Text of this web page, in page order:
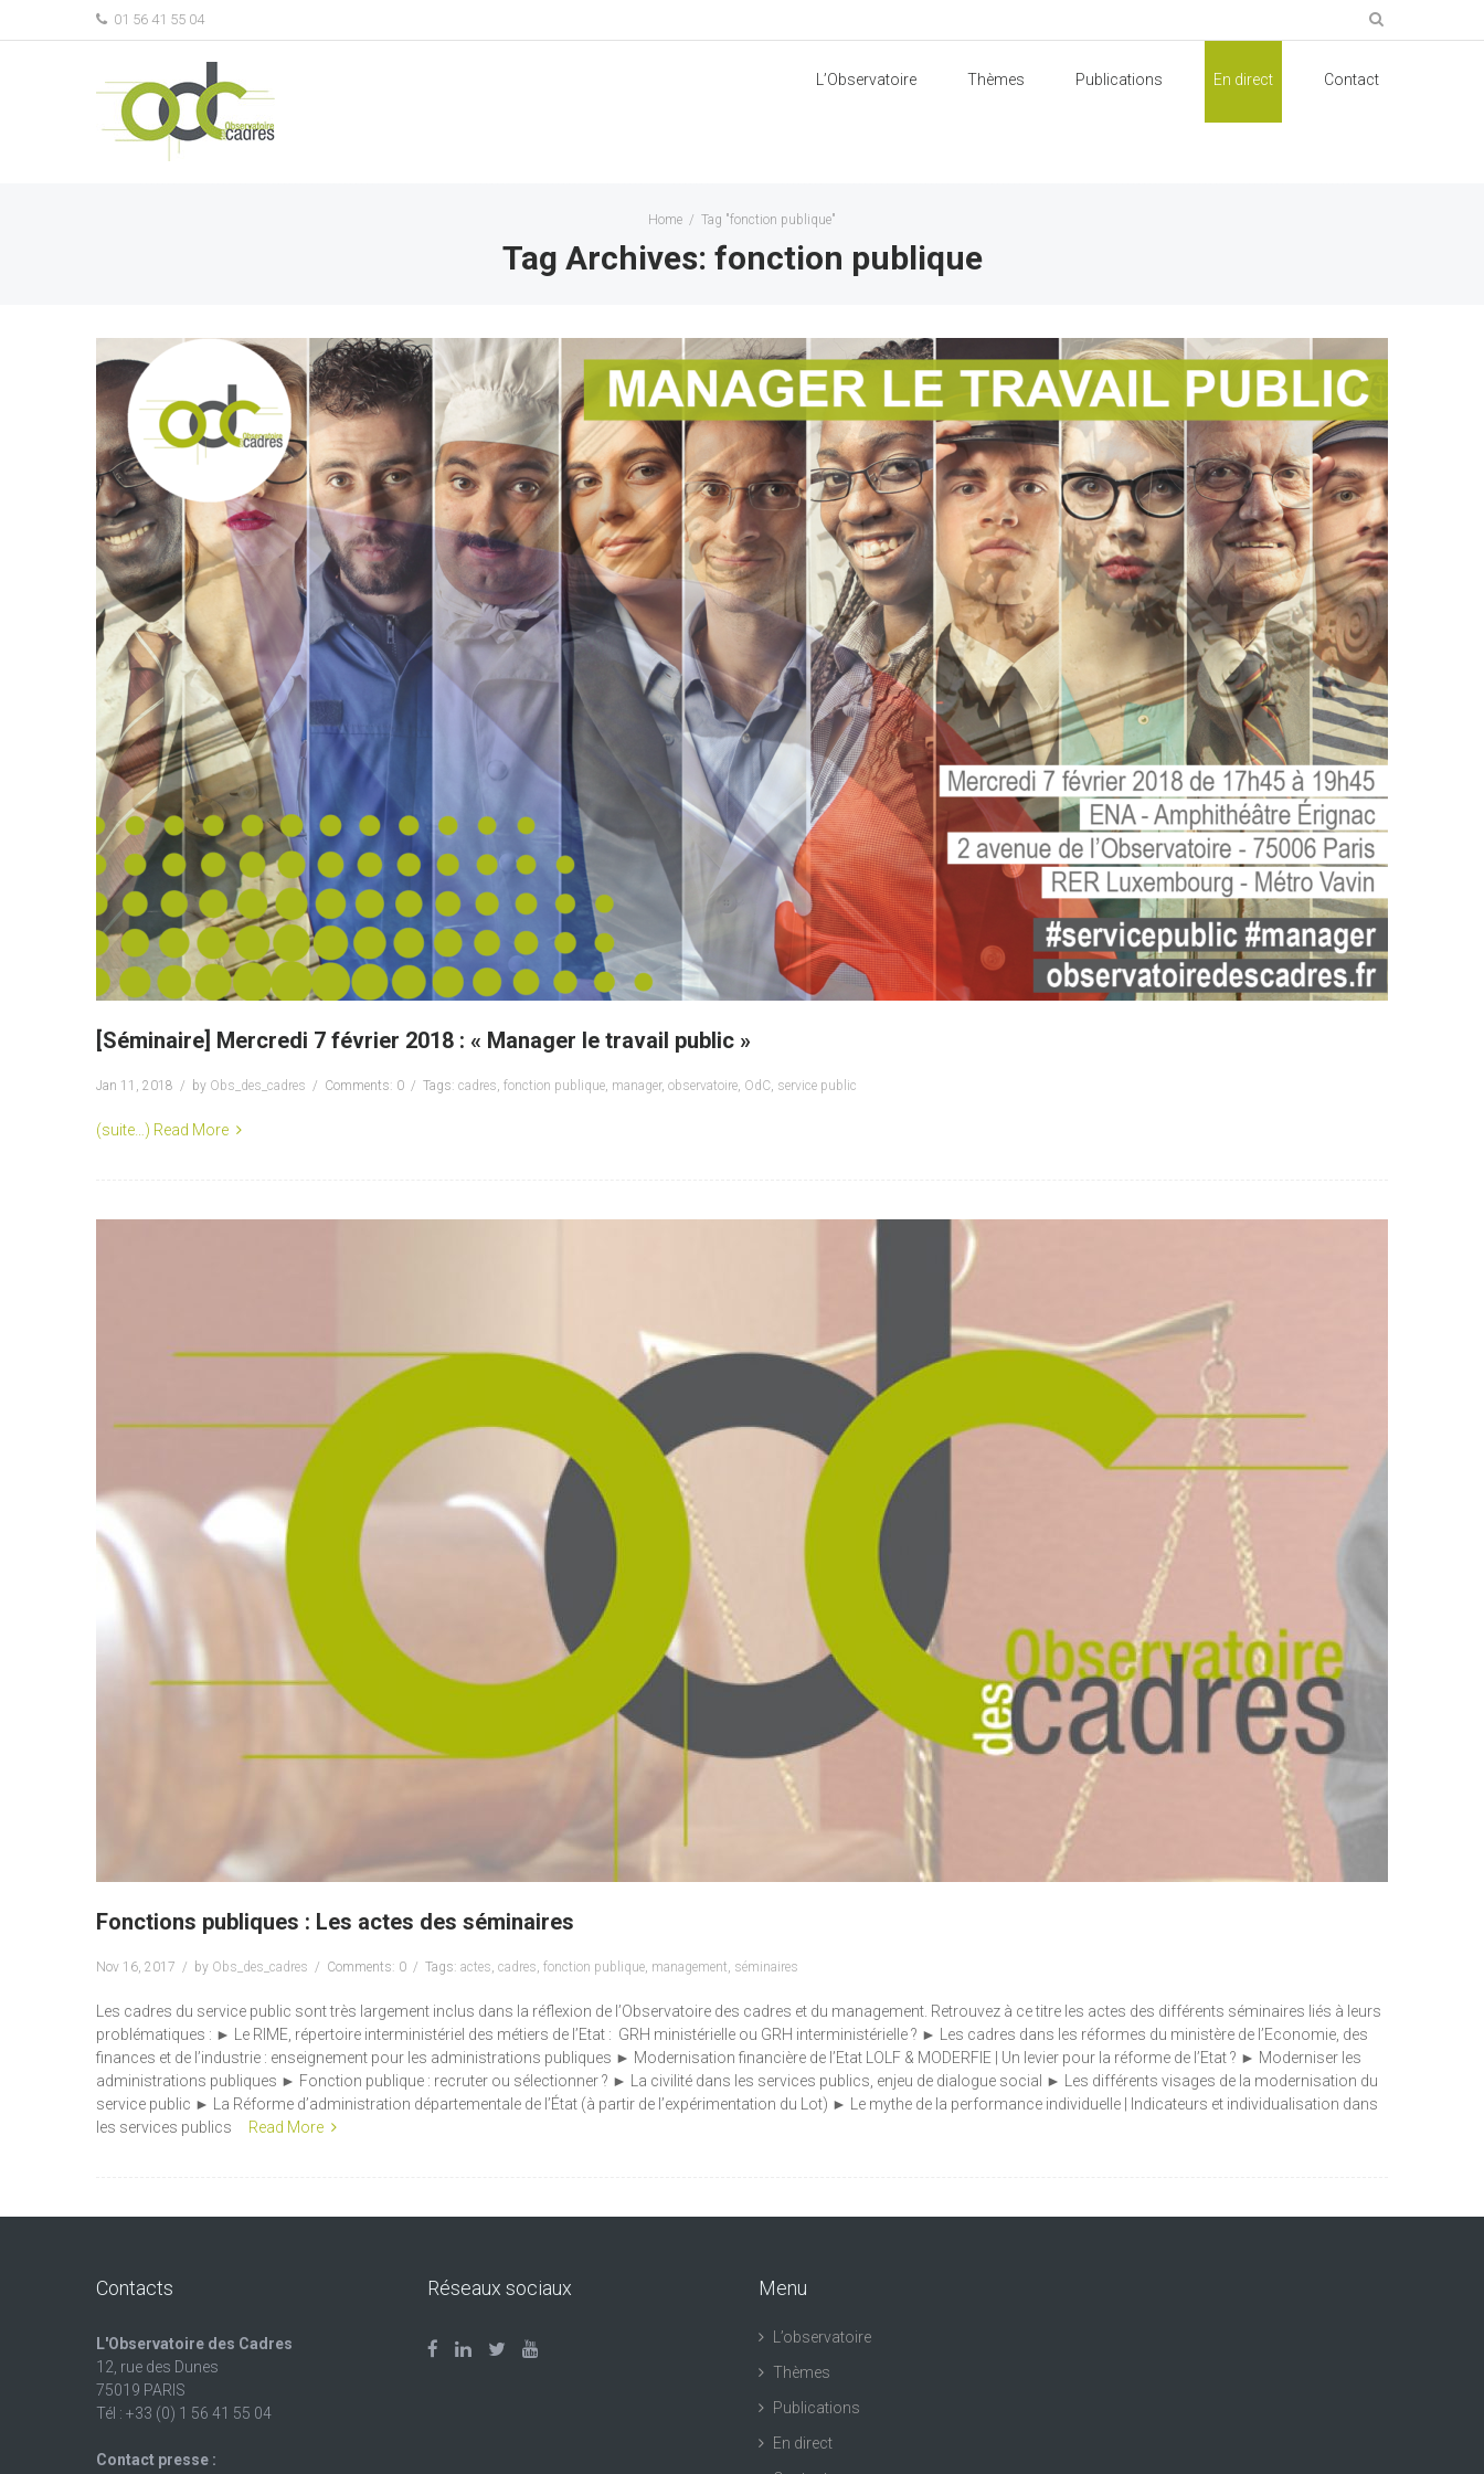
01 56 41 55 04
L’Observatoire Thèmes Publications En direct Contact
Home / Tag "fonction publique"
Tag Archives: fonction publique
[Séminaire] Mercredi 7 février 2018 : « Manager le travail public »
Jan 11, 2018 by Obs_des_cadres Comments: 0 Tags: cadres, fonction publique, manager, observatoire, OdC, service public
(suite…) Read More
Fonctions publiques : Les actes des séminaires
Nov 16, 2017 by Obs_des_cadres Comments: 0 Tags: actes, cadres, fonction publique, management, séminaires
Les cadres du service public sont très largement inclus dans la réflexion de l’Observatoire des cadres et du management. Retrouvez à ce titre les actes des différents séminaires liés à leurs
problématiques : ► Le RIME, répertoire interministériel des métiers de l’Etat : GRH ministérielle ou GRH interministérielle ? ► Les cadres dans les réformes du ministère de l’Economie, des
finances et de l’industrie : enseignement pour les administrations publiques ► Modernisation financière de l’Etat LOLF & MODERFIE | Un levier pour la réforme de l’Etat ? ► Moderniser les
administrations publiques ► Fonction publique : recruter ou sélectionner ? ► La civilité dans les services publics, enjeu de dialogue social ► Les différents visages de la modernisation du
service public ► La Réforme d’administration départementale de l’État (à partir de l’expérimentation du Lot) ► Le mythe de la performance individuelle | Indicateurs et individualisation dans
les services publics Read More
Contacts
L'Observatoire des Cadres
12, rue des Dunes
75019 PARIS
Tél : +33 (0) 1 56 41 55 04
Contact presse :
Réseaux sociaux Menu
L’observatoire
Thèmes
Publications
En direct